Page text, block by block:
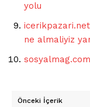
yolu
ne almaliyiz
Önceki İçerik